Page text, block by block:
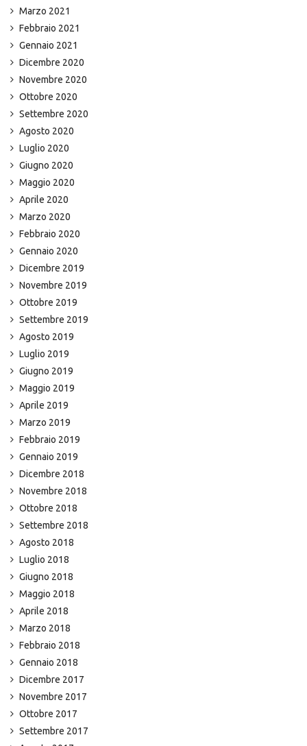
Marzo 2021
Febbraio 2021
Gennaio 2021
Dicembre 2020
Novembre 2020
Ottobre 2020
Settembre 2020
Agosto 2020
Luglio 2020
Giugno 2020
Maggio 2020
Aprile 2020
Marzo 2020
Febbraio 2020
Gennaio 2020
Dicembre 2019
Novembre 2019
Ottobre 2019
Settembre 2019
Agosto 2019
Luglio 2019
Giugno 2019
Maggio 2019
Aprile 2019
Marzo 2019
Febbraio 2019
Gennaio 2019
Dicembre 2018
Novembre 2018
Ottobre 2018
Settembre 2018
Agosto 2018
Luglio 2018
Giugno 2018
Maggio 2018
Aprile 2018
Marzo 2018
Febbraio 2018
Gennaio 2018
Dicembre 2017
Novembre 2017
Ottobre 2017
Settembre 2017